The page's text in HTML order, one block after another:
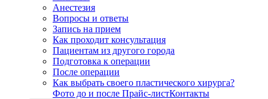
Анестезия
Вопросы и ответы
Запись на прием
Как проходит консультация
Пациентам из другого города
Подготовка к операции
После операции
Как выбрать своего пластического хирурга?
Фото до и после Прайс-листКонтакты